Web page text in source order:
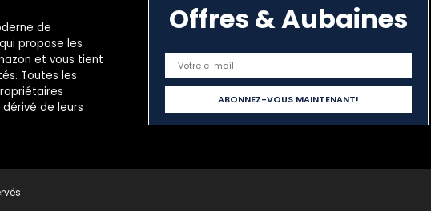
de
propose les
et vous tient
Toutes les
de leurs
Offres & Aubaines